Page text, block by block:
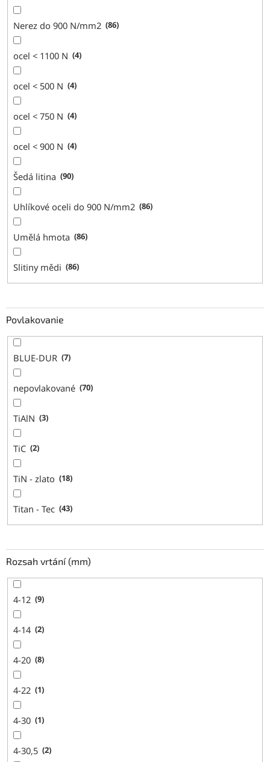
Nerez do 900 N/mm2 86
ocel < 1100 N 4
ocel < 500 N 4
ocel < 750 N 4
ocel < 900 N 4
Šedá litina 90
Uhlíkové oceli do 900 N/mm2 86
Umělá hmota 86
Slitiny mědi 86
Povlakovanie
BLUE-DUR 7
nepovlakované 70
TiAlN 3
TiC 2
TiN - zlato 18
Titan - Tec 43
Rozsah vrtání (mm)
4-12 9
4-14 2
4-20 8
4-22 1
4-30 1
4-30,5 2